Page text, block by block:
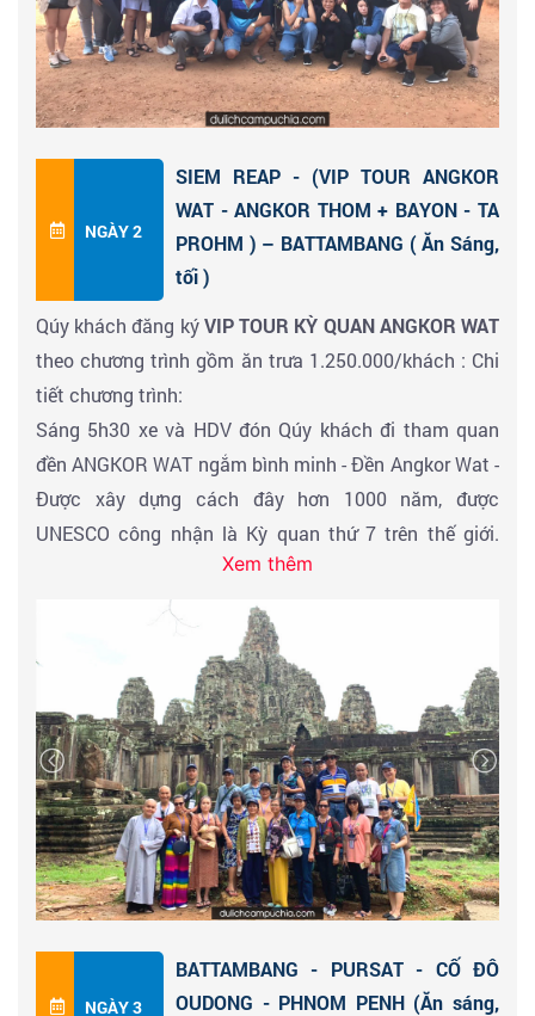
khách đến Campuchia không thể bỏ qua. Hiện tại vẫn
còn đang được sử dụng đến ngày nay.
Đến Khu di tích Angkor - đoàn lấy vé tham quan
- chiêm ngưỡngAngkor Wat và cảnh Siem Reapdưới
ánh hoàng hôn tuyệt đẹp. Quý khách check in và ghi
lại hình ảnh đáng giá nhất tại đền Angkor huyền bí khi
thiên nhiên và kỳ quan thế giới hòa quyện vào nhau.
Khoảnh khắc không thể bỏ lỡ khi quý khách đến Siem
Đoàn ăn tối về nhận phòng khách sạn nghỉ ngơi. Tự do
khám phá thành phố Siem Reap về đêm
NGÀY 2
SIEM REAP - (VIP TOUR ANGKOR
WAT - ANGKOR THOM + BAYON - TA
PROHM ) – BATTAMBANG ( Ăn Sáng,
tối )
Qúy khách đăng kýVIP TOUR KỲ QUAN ANGKOR WAT
theo chương trình gồm ăn trưa 1.250.000/khách : Chi
tiết chương trình:
Sáng 5h30 xe và HDV đón Qúy khách đi tham quan
đền ANGKOR WAT ngắm bình minh - Đền Angkor Wat -
Được xây dựng cách đây hơn 1000 năm, được
UNESCO công nhận là Kỳ quan thứ 7 trên thế giới.
Ngôi đền quay mặt về hướng Tây chụp hình lưu niệm
trước đền, tự do khám phá Angkor Wat. Tham quan
đền Angkor vào buổi sáng quý khách sẽ cảm nhận
được nét huyền bí và độc đáo từ ngôi đền.
07h:00 Đoàn về ăn sáng tại nhà hàng, nghỉ ngơi
08h00 : Xe và hướng dẫn viên đưa đoàn đi tham quan
quần thể đền ANGKOR THOM. Chiêm ngưỡng vẻ đẹp
huyền bí củaTƯỢNG BAYON 4 Mặtkhổnglồ, thể hiện
“Hỷ, Nộ, Ái, Ố “ trên từng nét mặt & đặc biệtNỤ CƯỜI
BÍ ẨN– trường tồn bất tận theo thời gian. Đến thăm
ngôi đền này sẽ gặp thêm những tượng tạc hình các
vũ nữ múa điệu Apsara theo với những tranh điêu khắc
dài hàng trăm mét diễn tả lịch sử và xã hội Khmer thời
Xem thêm
NGÀY 3
BATTAMBANG - PURSAT - CỐ ĐÔ
OUDONG - PHNOM PENH (Ăn sáng,